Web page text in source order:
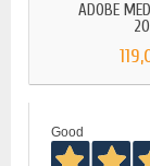
ADOBE
Good